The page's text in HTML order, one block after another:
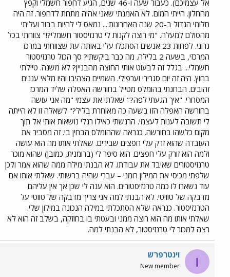
אל עצמיכם). כעבור שעה ו-46 שנים, הגיע דחפור חשמלי וקפץ
מהחלון. הייתי המום. לא האמנתי שאני אהיה מתחת לדחפור. זה היה
חלומי הגדול ב-20 שנה האחרונות.... נמאס לי להיות בבור ועליתי
מהסולם למעלה. "מי רוצה לקנות לי טרנזיסטור חשמלי?!" צווחתי בכל
גרוני. לפחות 23 אנשים הסתכלו עלי באותה עת שצווחתי במרכז
המרכזי, בשעה 2 בלילה. מה כבר ביקשתי? סך הכול טרנזיסטור
חשמלי... בגלל זה לבעוט אותי החוצה מהבניין? לא משנה. טיילתי
בחוץ. היה זה יום סגרירי וערפילי. השמיים הצהיבו והיו מלאי עננים
זהובים. הבחנתי בהומלס מטייל בחורשה האפלה שליד המרכז
המסחרי. "איך הגעתי לפה?" שאלתי את עצמי "מה אני עושה
בחורשה האפלה הזו בשעה כה מאוחרת בליל?" לשאלה זו לא הייתה
לי תשובה לענות לעצמי. הרגשתי כאילו רגלי נושאות אותי אל תוך
מקום כלשהו בחורשה. כנראה שההומלס הבחין בי. זה מסביר את
העובדה שהוא זרק עלי חפצים שבירים. שאלתי אותו מה הוא עושה
ולמה הוא זורק עלי חפצים. הוא סיפר לי (ברומנית, כמובן) שהוא מוכר
טרנזיסטורים שאיבד את עבודתו. לא הבנתי מילה ממה שהוא אמר ולכן
שלפתי מכיסי את המילון רומני – עברי שהיה ברשותי. שאלתי אותו אם
עוד נשארו לו כמה טרנזיסטורים. הוא ענה לי שכן אך אין עליהם
מדבקה של טוויטי. לא הבנתי למה אני צריך מדבקה של טווטי על
הטרנזיסטור. כנראה שלא הסתכלתי במילה הנכונה במילון שלי.
שאלתי אותו מה הוא רוצה ממני ובעטתי בו בחוזקה, בשלב זה הוא לא
רצה למכור לי טרנזיסטור, לא הבנתי למה.
ו וינטרפרש
New member